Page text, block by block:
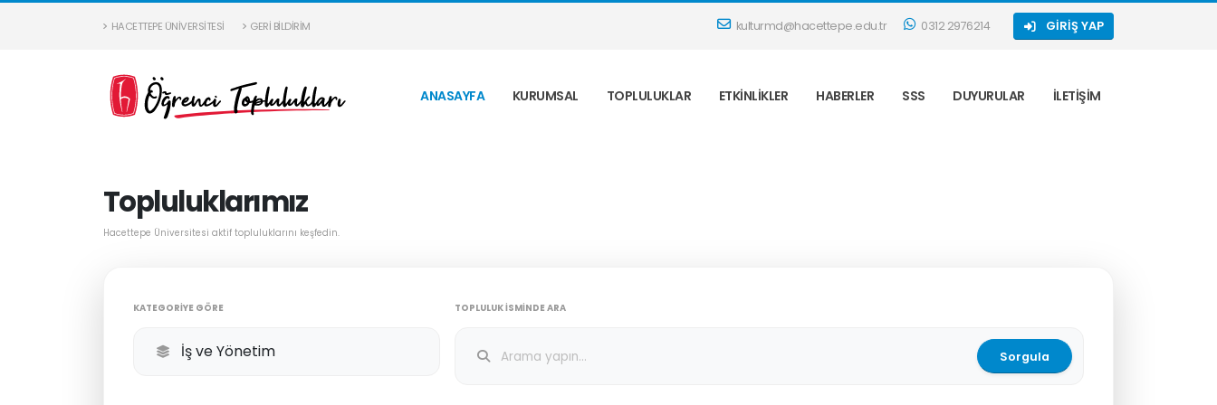
HACETTEPE ÜNIVERSITESI GERI BILDIRIM kulturmd@hacettepe.edu.tr 0312 2976214 GIRIŞ YAP
ANASAYFA KURUMSAL TOPLULUKLAR ETKINLIKLER HABERLER SSS DUYURULAR İLETIŞIM
Topluluklarımız
Hacettepe Üniversitesi aktif topluluklarını keşfedin.
KATEGORIYE GÖRE TOPLULUK İSMINDE ARA
Sorgula